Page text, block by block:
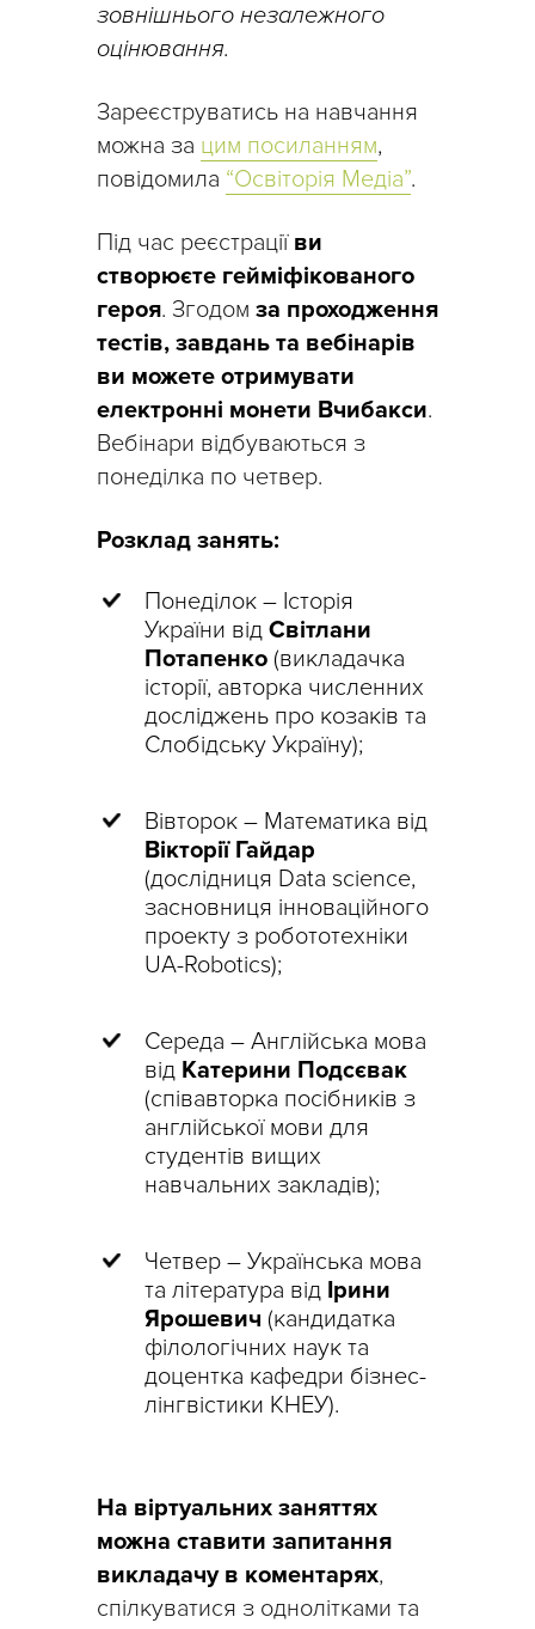
зовнішнього незалежного
оцінювання.
Зареєструватись на навчання
можна за цим посиланням,
повідомила “Освіторія Медіа”.
Під час реєстрації ви
створюєте гейміфікованого
героя. Згодом за проходження
тестів, завдань та вебінарів
ви можете отримувати
електронні монети Вчибакси.
Вебінари відбуваються з
понеділка по четвер.
Розклад занять:
Понеділок – Історія
України від Світлани
Потапенко (викладачка
історії, авторка численних
досліджень про козаків та
Слобідську Україну);
Вівторок – Математика від
Вікторії Гайдар
(дослідниця Data science,
засновниця інноваційного
проекту з робототехніки
UA-Robotics);
Середа – Англійська мова
від Катерини Подсєвак
(співавторка посібників з
англійської мови для
студентів вищих
навчальних закладів);
Четвер – Українська мова
та література від Ірини
Ярошевич (кандидатка
філологічних наук та
доцентка кафедри бізнес-
лінгвістики КНЕУ).
На віртуальних заняттях
можна ставити запитання
викладачу в коментарях,
спілкуватися з однолітками та